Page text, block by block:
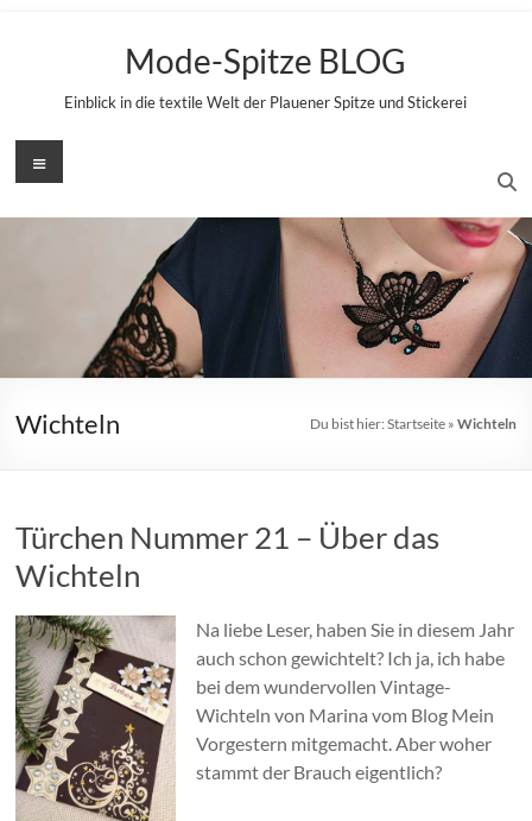
Mode-Spitze BLOG
Einblick in die textile Welt der Plauener Spitze und Stickerei
Menü
Wichteln Du bist hier: Startseite» Wichteln
Türchen Nummer 21 – Über das
Wichteln
Na liebe Leser, haben Sie in diesem Jahr
auch schon gewichtelt? Ich ja, ich habe
bei dem wundervollen Vintage-
Wichteln von Marina vom Blog Mein
Vorgestern mitgemacht. Aber woher
stammt der Brauch eigentlich?